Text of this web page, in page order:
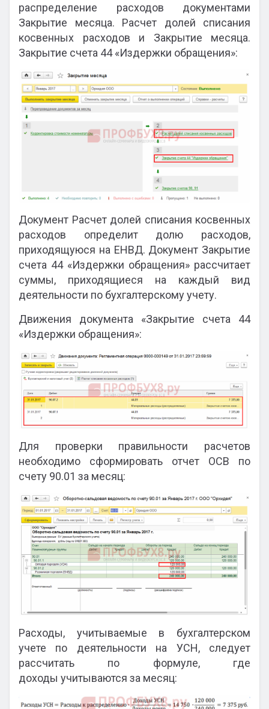
распределение расходов документами
Закрытие месяца. Расчет долей списания
косвенных расходов и Закрытие месяца.
Закрытие счета 44 «Издержки обращения»:
Документ Расчет долей списания косвенных
расходов определит долю расходов,
приходящуюся на ЕНВД. Документ Закрытие
счета 44 «Издержки обращения» рассчитает
суммы, приходящиеся на каждый вид
деятельности по бухгалтерскому учету.
Движения документа «Закрытие счета 44
«Издержки обращения»:
Для проверки правильности расчетов
необходимо сформировать отчет ОСВ по
счету 90.01 за месяц:
Расходы, учитываемые в бухгалтерском
учете по деятельности на УСН, следует
рассчитать по формуле, где
доходы учитываются за месяц: